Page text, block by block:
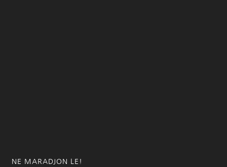
NE MARADJON LE!